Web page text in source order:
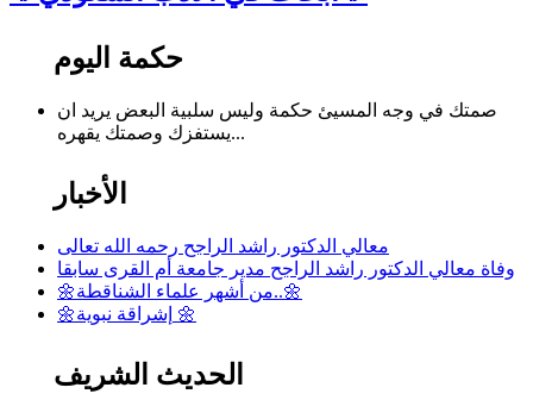
حكمة اليوم
صمتك في وجه المسيئ حكمة وليس سلبية البعض يريد ان
يستفزك وصمتك يقهره...
الأخبار
معالي الدكتور راشد الراجح رحمه الله تعالى
وفاة معالي الدكتور راشد الراجح مدير جامعة أم القرى سابقا
🌼من أشهر علماء الشناقطة..🌼
🌼إشراقة نبوية 🌼
الحديث الشريف